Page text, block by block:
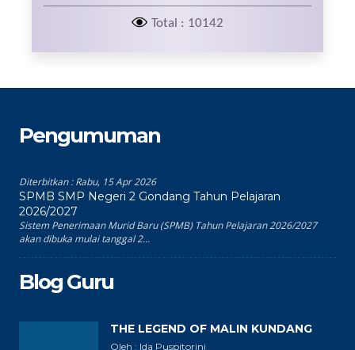
Total : 10142
Pengumuman
Diterbitkan :Rabu, 15 Apr 2026
SPMB SMP Negeri 2 Gondang Tahun Pelajaran
2026/2027
Sistem Penerimaan Murid Baru (SPMB) Tahun Pelajaran 2026/2027
akan dibuka mulai tanggal 2...
Blog Guru
THE LEGEND OF MALIN KUNDANG
Oleh : Ida Puspitorini